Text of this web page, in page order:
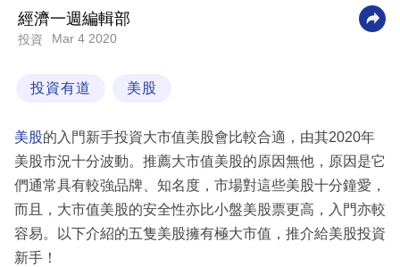
業
科
場
生
活
時
事
經濟一週編輯部
投資 Mar 4 2020
投資有道 美股
美股的入門新手投資大市值美股會比較合適，由其2020年
美股市況十分波動。推薦大市值美股的原因無他，原因是它
們通常具有較強品牌、知名度，市場對這些美股十分鐘愛，
而且，大市值美股的安全性亦比小盤美股票更高，入門亦較
容易。以下介紹的五隻美股擁有極大市值，推介給美股投資
新手！